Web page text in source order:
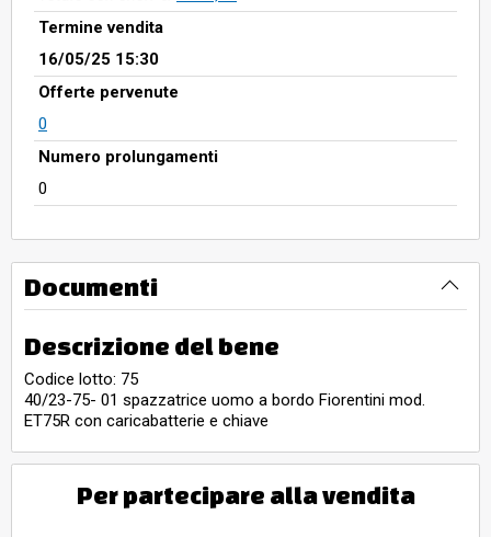
Termine vendita
16/05/25 15:30
Offerte pervenute
0
Numero prolungamenti
0
Documenti
Descrizione del bene
Codice lotto: 75
40/23-75- 01 spazzatrice uomo a bordo Fiorentini mod.
ET75R con caricabatterie e chiave
Per partecipare alla vendita